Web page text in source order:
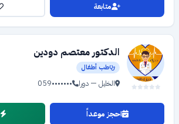
متابعة
الدكتور معتصم دودين
طب أطفال
الخليل — دورا 059•••••••
احجز موعداً